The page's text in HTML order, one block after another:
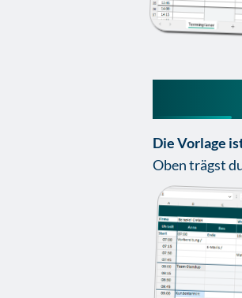
Die Vorlage
Oben trägst